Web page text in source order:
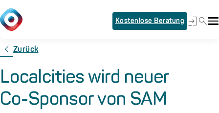
Kostenlose Beratung
Zurück
Localcities wird neuer
Co-Sponsor von SAM